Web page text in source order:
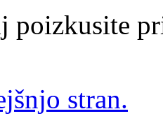
poizkusite
stran.